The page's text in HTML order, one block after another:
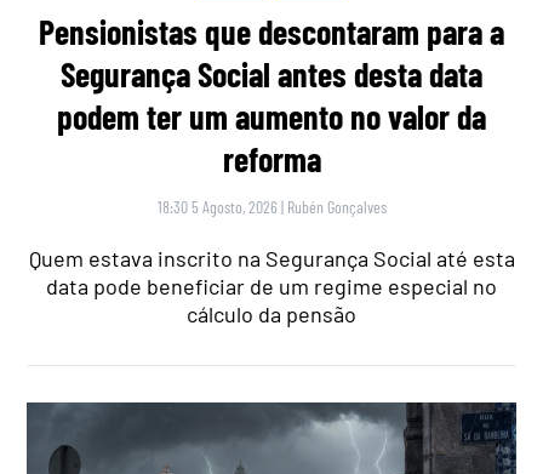
Pensionistas que descontaram para a
Segurança Social antes desta data
podem ter um aumento no valor da
reforma
18:30 5 Agosto, 2026 | Rubén Gonçalves
Quem estava inscrito na Segurança Social até esta
data pode beneficiar de um regime especial no
cálculo da pensão